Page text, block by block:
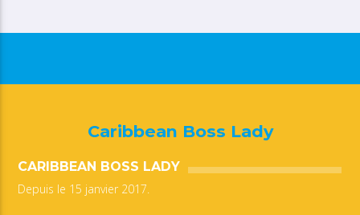
Caribbean Boss Lady
CARIBBEAN BOSS LADY
Depuis le 15 janvier 2017.